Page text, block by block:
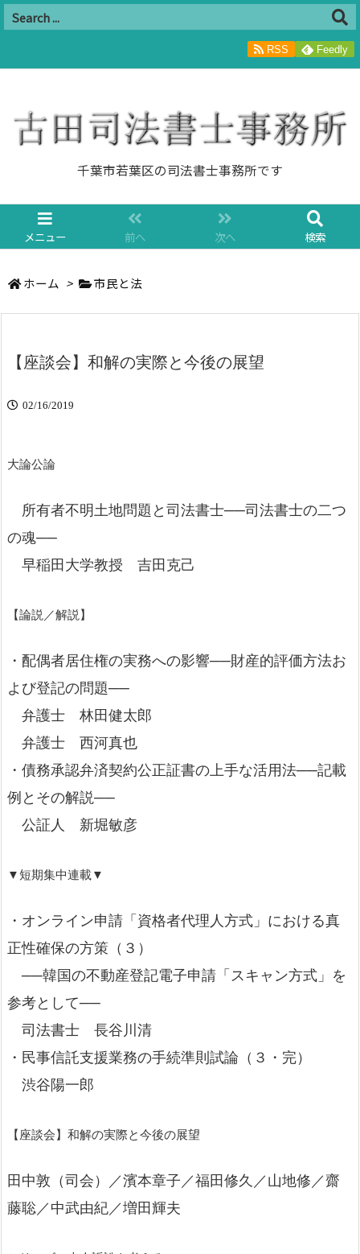
千葉市若葉区の司法書士事務所です
メニュー 前へ 次へ 検索
RSS Feedly
ホーム > 市民と法
【座談会】和解の実際と今後の展望
02/16/2019
大論公論
所有者不明土地問題と司法書士──司法書士の二つ
の魂──
早稲田大学教授 吉田克己
【論説／解説】
・配偶者居住権の実務への影響──財産的評価方法お
よび登記の問題──
弁護士 林田健太郎
弁護士 西河真也
・債務承認弁済契約公正証書の上手な活用法──記載
例とその解説──
公証人 新堀敏彦
▼短期集中連載▼
・オンライン申請「資格者代理人方式」における真
正性確保の方策（３）
──韓国の不動産登記電子申請「スキャン方式」を
参考として──
司法書士 長谷川清
・民事信託支援業務の手続準則試論（３・完）
渋谷陽一郎
【座談会】和解の実際と今後の展望
田中敦（司会）／濱本章子／福田修久／山地修／齋
藤聡／中武由紀／増田輝夫